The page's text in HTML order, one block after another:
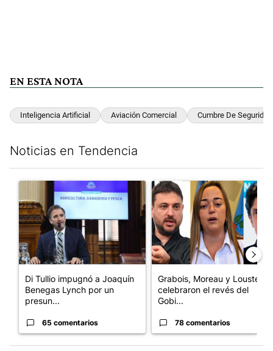
EN ESTA NOTA
Inteligencia Artificial Aviación Comercial Cumbre De
Noticias en Tendencia
Un artículo de tendencia con el título "Di Tullio impugnó a
Di Tullio impugnó a Joaquín
Benegas Lynch por un
presun...
65 comentarios
Un artículo de tendencia con
Grabois, Moreau y Lousteau
celebraron el revés del
Gobi...
78 comentarios